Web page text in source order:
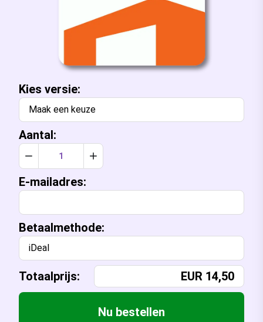
Kies versie:
Maak een keuze
Aantal:
Verlaag aantal met 1Verhoog aantal met 1
E-mailadres:
Betaalmethode:
iDeal
Totaalprijs: EUR 14,50
Nu bestellen